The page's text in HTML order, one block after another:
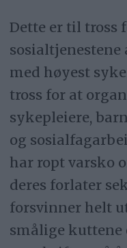
Dette er til tross
sosialtjenestene
med høyest
tross for at
sykepleiere,
og
har ropt varsko
deres forlater
forsvinner helt
smålige kuttene